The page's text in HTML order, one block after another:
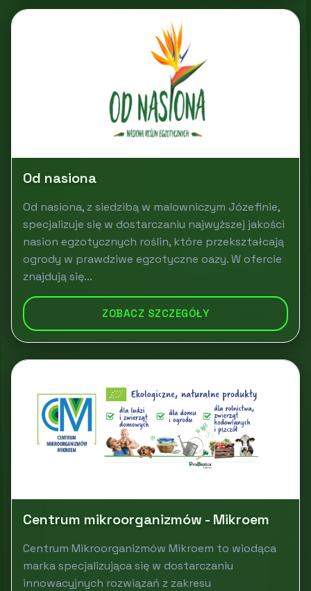
Od nasiona
Od nasiona, z siedzibą w malowniczym Józefinie,
specjalizuje się w dostarczaniu najwyższej jakości
nasion egzotycznych roślin, które przekształcają
ogrody w prawdziwe egzotyczne oazy. W ofercie
znajdują się...
ZOBACZ SZCZEGÓŁY
Centrum mikroorganizmów - Mikroem
Centrum Mikroorganizmów Mikroem to wiodąca
marka specjalizująca się w dostarczaniu
innowacyjnych rozwiązań z zakresu